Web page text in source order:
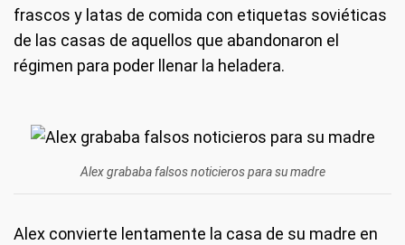
frascos y latas de comida con etiquetas soviéticas
de las casas de aquellos que abandonaron el
régimen para poder llenar la heladera.
Alex grababa falsos noticieros para su madre
Alex convierte lentamente la casa de su madre en